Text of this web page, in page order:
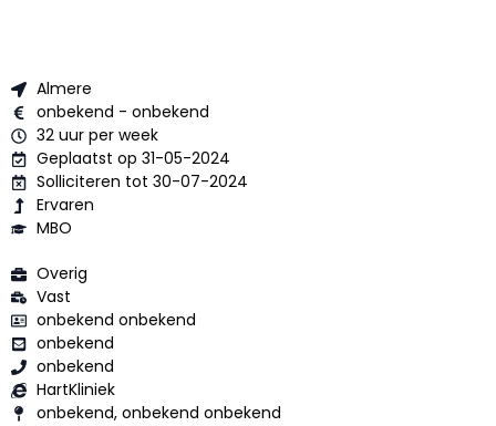
Almere
onbekend - onbekend
32 uur per week
Geplaatst op 31-05-2024
Solliciteren tot 30-07-2024
Ervaren
MBO
Overig
Vast
onbekend onbekend
onbekend
onbekend
HartKliniek
onbekend, onbekend onbekend